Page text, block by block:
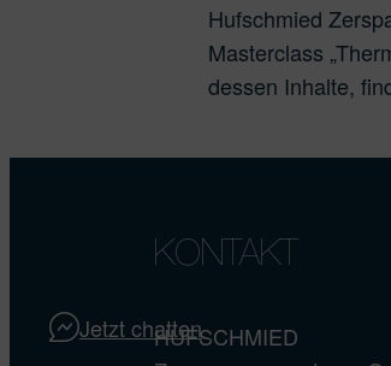
Hufschmied
Masterclass
dessen Inhalte,
KONTAKT
HUFSCHMIED
Jetzt chatten